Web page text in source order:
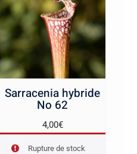
Sarracenia hybride
No 62
4,00€
Rupture de stock